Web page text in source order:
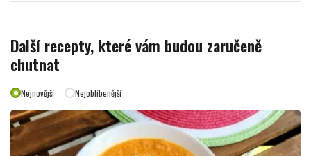
Další recepty, které vám budou zaručeně
chutnat
Nejnovější Nejoblíbenější